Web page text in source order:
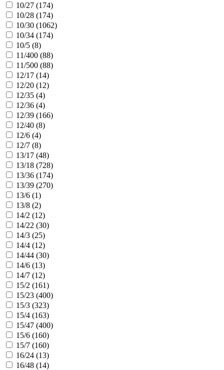
10/27 (174)
10/28 (174)
10/30 (1062)
10/34 (174)
10/5 (8)
11/400 (88)
11/500 (88)
12/17 (14)
12/20 (12)
12/35 (4)
12/36 (4)
12/39 (166)
12/40 (8)
12/6 (4)
12/7 (8)
13/17 (48)
13/18 (728)
13/36 (174)
13/39 (270)
13/6 (1)
13/8 (2)
14/2 (12)
14/22 (30)
14/3 (25)
14/4 (12)
14/44 (30)
14/6 (13)
14/7 (12)
15/2 (161)
15/23 (400)
15/3 (323)
15/4 (163)
15/47 (400)
15/6 (160)
15/7 (160)
16/24 (13)
16/48 (14)